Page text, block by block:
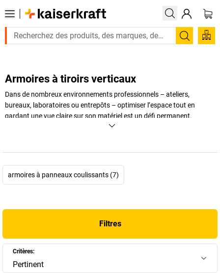
Armoires à tiroirs verticaux
Dans de nombreux environnements professionnels – ateliers,
bureaux, laboratoires ou entrepôts – optimiser l’espace tout en
gardant une vue claire sur son matériel est un défi permanent.
apporte une réponse moderne et
est restreint. Contrairement aux armoires classiques à portes
entièrement vers l’extérieur, se manipule en douceur et offre un accès
Que vous souhaitiez mieux structurer des outils spécialisés, organiser
un stock varié ou sécuriser des accessoires techniques, ces armoires
constituent une solution durable, flexible et ultra-efficace.
armoires à panneaux coulissants (7)
Filtres
Critères:
Pertinent